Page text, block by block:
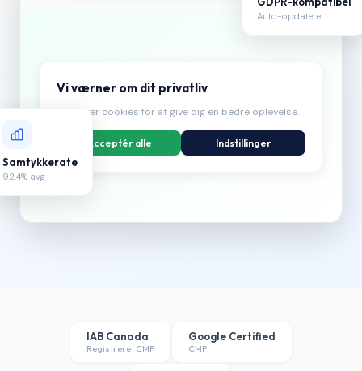
Vi værner om dit privatliv
Vi bruger cookies for at give dig en bedre oplevelse.
Acceptér alle Indstillinger
GDPR-kompatibel
Auto-opdateret
92.4% avg
IAB Canada
Registreret CMP
Google Certified
CMP